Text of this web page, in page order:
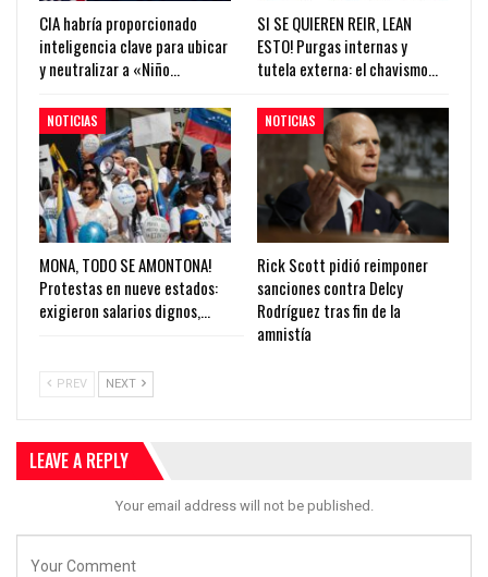
CIA habría proporcionado
inteligencia clave para ubicar
y neutralizar a «Niño…
SI SE QUIEREN REIR, LEAN
ESTO! Purgas internas y
tutela externa: el chavismo…
NOTICIAS
MONA, TODO SE AMONTONA!
Protestas en nueve estados:
exigieron salarios dignos,…
NOTICIAS
Rick Scott pidió reimponer
sanciones contra Delcy
Rodríguez tras fin de la
amnistía
PREV NEXT
LEAVE A REPLY
Your email address will not be published.